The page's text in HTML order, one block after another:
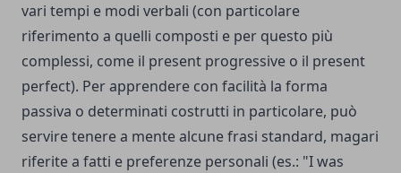
vari tempi e modi verbali (con particolare
riferimento a quelli composti e per questo più
complessi, come il present progressive o il present
perfect). Per apprendere con facilità la forma
passiva o determinati costrutti in particolare, può
servire tenere a mente alcune frasi standard, magari
riferite a fatti e preferenze personali (es.: "I was